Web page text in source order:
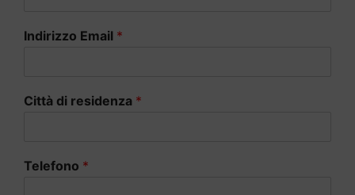
Indirizzo Email *
Città di residenza *
Telefono *